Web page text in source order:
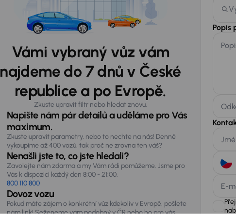
Vámi vybraný vůz vám
najdeme do 7 dnů v České
republice a po Evropě.
Zkuste upravit filtr nebo hledat znovu.
Napište nám pár detailů a uděláme pro Vás
maximum.
Zkuste upravit parametry, nebo to nechte na nás! Denně
vykoupíme až 400 vozů, tak proč ne zrovna ten váš?
Nenašli jste to, co jste hledali?
Zavolejte nám zdarma a my Vám rádi pomůžeme. Jsme pro
Vás k dispozici každý den 8:00 - 21:00.
800 110 800
Dovoz vozu
Pokud máte zájem o konkrétní vůz kdekoliv v Evropě, pošlete
nám link! Seženeme vám podobný v ČR nebo ho pro vás
Popis
E-